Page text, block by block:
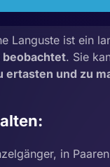
Languste ist ein
beobachtet. Sie
ertasten und zu
in